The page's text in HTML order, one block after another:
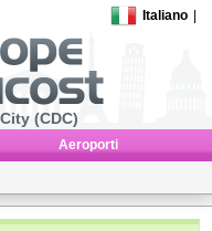
Italiano
(CDC)
Aeroporti